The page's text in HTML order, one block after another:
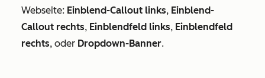
Webseite: Einblend-Callout links, Einblend-
Callout rechts, Einblendfeld links, Einblendfeld
rechts, oder Dropdown-Banner.